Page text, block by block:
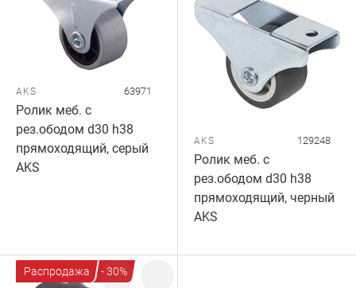
AKS 63971
Ролик меб. c
рез.ободом d30 h38
прямоходящий, серый
AKS
AKS 129248
Ролик меб. c
рез.ободом d30 h38
прямоходящий, черный
AKS
Распродажа - 30%